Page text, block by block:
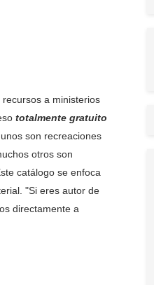
a ministerios
totalmente gratuito
son recreaciones
otros son
catálogo se enfoca
"Si eres autor de
directamente a